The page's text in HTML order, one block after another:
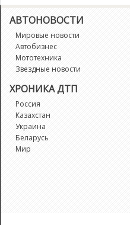
АВТОНОВОСТИ
Мировые новости
Автобизнес
Мототехника
Звездные новости
ХРОНИКА ДТП
Россия
Казахстан
Украина
Беларусь
Мир